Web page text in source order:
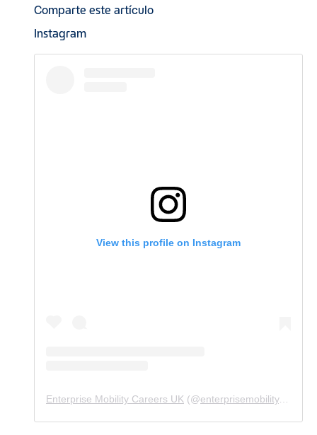
Comparte este artículo
Instagram
View this profile on Instagram
Enterprise Mobility Careers UK (@enterprisemobility.careers.uk